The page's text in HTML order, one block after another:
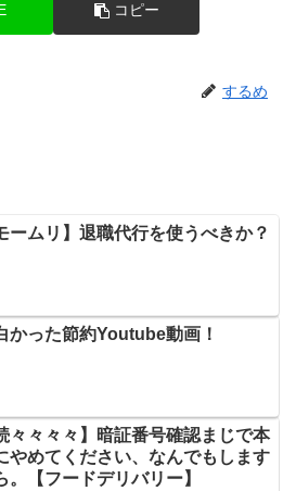
コピー
するめ
ームリ】退職代行を使うべきか？
かった節約Youtube動画！
々々々々】暗証番号確認まじで本
やめてください、なんでもします
。【フードデリバリー】